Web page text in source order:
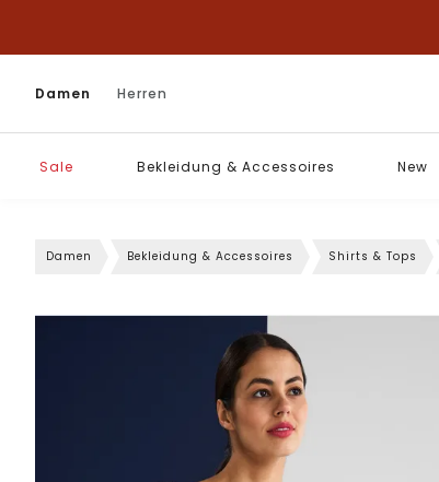
Damen Herren
Sale Bekleidung & Accessoires New
Damen Bekleidung & Accessoires Shirts & Tops